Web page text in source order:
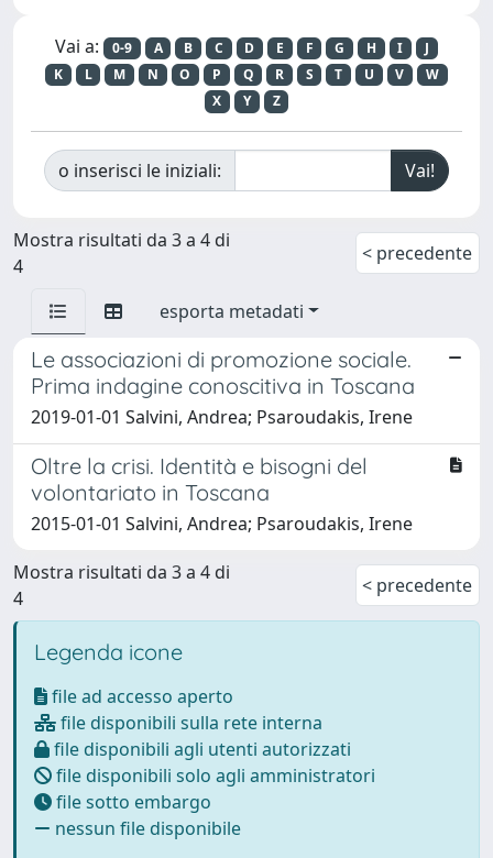
Vai a: 0-9 A B C D E F G H I
J
K
L M N O P Q R S T U V
W
X
Y Z
o inserisci le iniziali:
Mostra risultati da 3 a 4 di
4
< precedente
esporta metadati
Le associazioni di promozione sociale.
Prima indagine conoscitiva in Toscana
2019-01-01 Salvini, Andrea; Psaroudakis, Irene
Oltre la crisi. Identità e bisogni del
volontariato in Toscana
2015-01-01 Salvini, Andrea; Psaroudakis, Irene
Mostra risultati da 3 a 4 di
4
< precedente
Legenda icone
file ad accesso aperto
file disponibili sulla rete interna
file disponibili agli utenti autorizzati
file disponibili solo agli amministratori
file sotto embargo
nessun file disponibile